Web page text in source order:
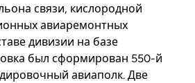
связи, кислородной
авиаремонтных
дивизии на базе
был сформирован 550-й
авиаполк. Две